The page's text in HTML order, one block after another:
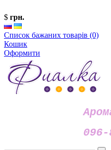
$ грн.
Список бажаних товарів (0)
Кошик
Оформити